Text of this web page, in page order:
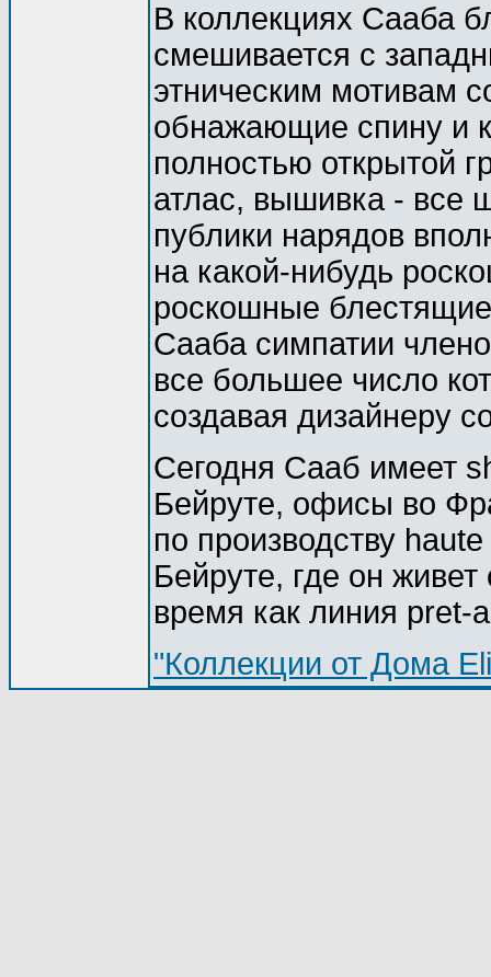
В коллекциях Сааба
смешивается с
этническим мотивам
обнажающие спину и
полностью открытой
атлас, вышивка - все
публики нарядов
на какой-нибудь
роскошные блестящие
Сааба симпатии
все большее число
создавая дизайнеру
Сегодня Сааб имеет
Бейруте, офисы во
по производству
Бейруте, где он
время как линия pret-
"Коллекции от Дома